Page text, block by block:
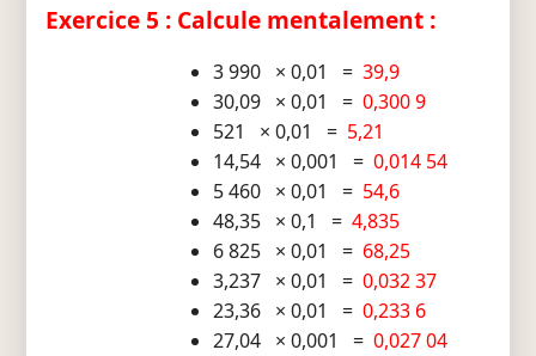
Exercice 5 : Calcule mentalement :
3 990 × 0,01 =39,9
30,09 × 0,01 =0,300 9
521 × 0,01 = 5,21
14,54 × 0,001 =0,014 54
5 460 × 0,01 = 54,6
48,35 × 0,1 =4,835
6 825 × 0,01 = 68,25
3,237 × 0,01 =0,032 37
23,36 × 0,01 =0,233 6
27,04 × 0,001 =0,027 04